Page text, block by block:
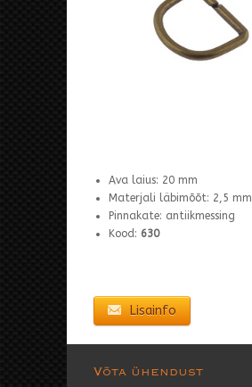
Ava laius: 20 mm
Materjali läbimõõt: 2,5 mm
Pinnakate: antiikmessing
Kood: 630
Lisainfo
Võta ühendust